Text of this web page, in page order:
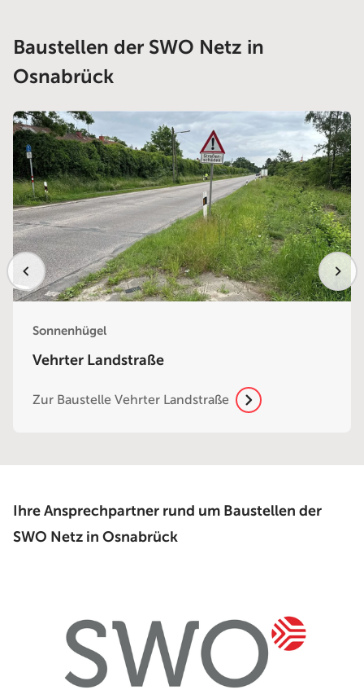
Baustellen der SWO Netz in
Osnabrück
Sonnenhügel
Vehrter Landstraße
Zur Baustelle Vehrter Landstraße
Ihre Ansprechpartner rund um Baustellen der
SWO Netz in Osnabrück